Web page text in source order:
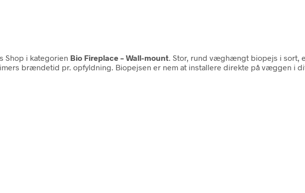
Shop i kategorien Bio Fireplace – Wall-mount . Stor, rund væghængt biopejs i sort,
brændetid pr. opfyldning. Biopejsen er nem at installere direkte på væggen i